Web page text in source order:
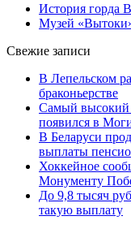
История горда
Музей
Свежие записи
В Лепельском
браконьерстве
Самый высокий
появился в
В Беларуси
выплаты
Хоккейное
Монументу
До 9,8 тысяч
такую выплату